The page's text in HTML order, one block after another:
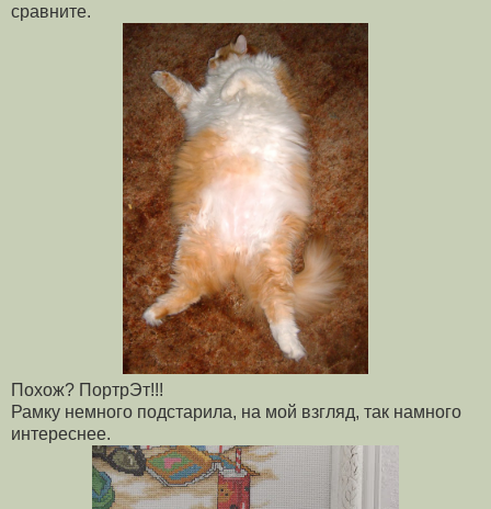
сравните.
Похож? ПортрЭт!!!
Рамку немного подстарила, на мой взгляд, так намного
интереснее.